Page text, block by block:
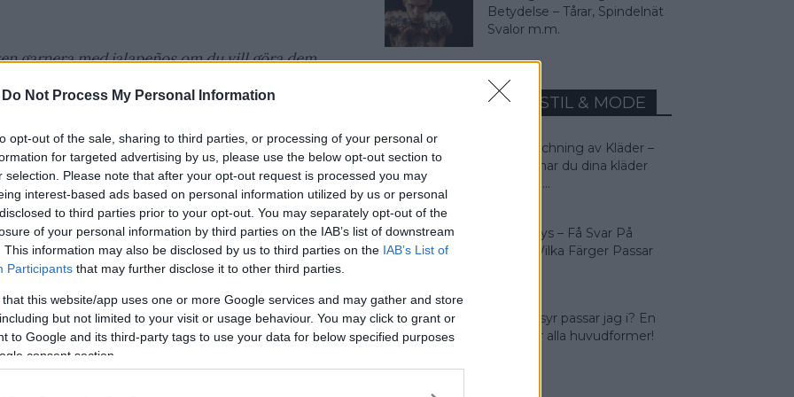
Do Not Process My Personal Information
opt-out of the sale, sharing to third parties, or processing of your personal or
for targeted advertising by us, please use the below opt-out section to
selection. Please note that after your opt-out request is processed you may
interest-based ads based on personal information utilized by us or personal
to third parties prior to your opt-out. You may separately opt-out of the
of your personal information by third parties on the IAB’s list of downstream
This information may also be disclosed by us to third parties on the IAB’s List of
Participants that may further disclose it to other third parties.
that this website/app uses one or more Google services and may gather and store
but not limited to your visit or usage behaviour. You may click to grant or
to Google and its third-party tags to use your data for below specified purposes
consent section.
garnera med jalapeños om du vill göra dem
Sunrise?
rör inteom i glaset.
inte om, detta ger den där rätta
sjunker till botten på glaset.
Betydelse – Tårar, Spindelnät
Svalor m.m.
MEST LÄST INOM STIL & MODE
Färgmatchning av Kläder –
Så matchar du dina kläder
rätt! Man...
Färganalys – Få Svar På
Frågan: Vilka Färger Passar
Vilken frisyr passar jag i? En
guide för alla huvudformer!